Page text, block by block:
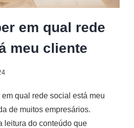
em qual rede
meu cliente
qual rede social está meu
de muitos empresários.
leitura do conteúdo que